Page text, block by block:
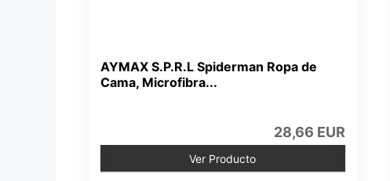
AYMAX S.P.R.L Spiderman Ropa de
Cama, Microfibra...
28,66 EUR
Ver Producto